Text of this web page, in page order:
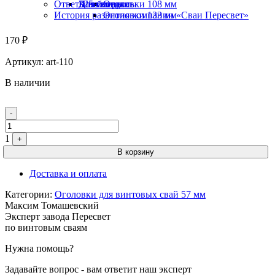
325 ммОголовки 108 мм
Оголовки 133 мм
Швеллеры
Для беседки
Ответы на вопросы
История развития компании «Сваи Пересвет»
170 ₽
Артикул: art-110
В наличии
Quantity
-
1
+
В корзину
Доставка и оплата
Категории: Оголовки для винтовых свай 57 мм
Максим Томашевский
Эксперт завода Пересвет
по винтовым сваям
Нужна помощь?
Задавайте вопрос - вам ответит наш эксперт